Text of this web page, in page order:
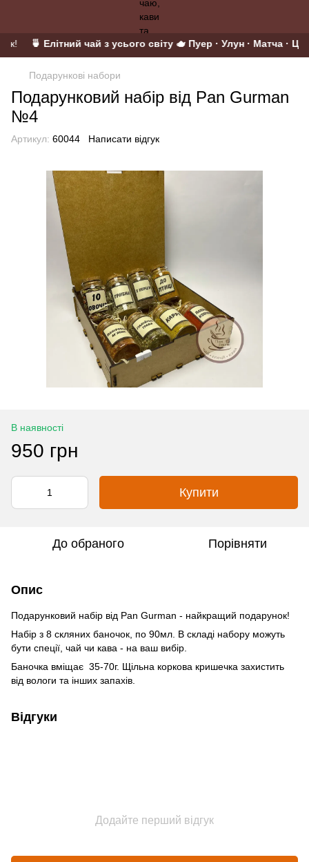
🍵 Елітний чай з усього світу 🫖 Пуер · Улун · Матча ·
Подарункові набори
Подарунковий набір від Pan Gurman
№4
Артикул: 60044 Написати відгук
В наявності
950 грн
Купити
До обраного Порівняти
Опис
Подарунковий набір від Pan Gurman - найкращий подарунок!
Набір з 8 скляних баночок, по 90мл. В складі набору можуть
бути спеції, чай чи кава - на ваш вибір.
Баночка вміщає 35-70г. Щільна коркова кришечка захистить
від вологи та інших запахів.
Відгуки
Додайте перший відгук